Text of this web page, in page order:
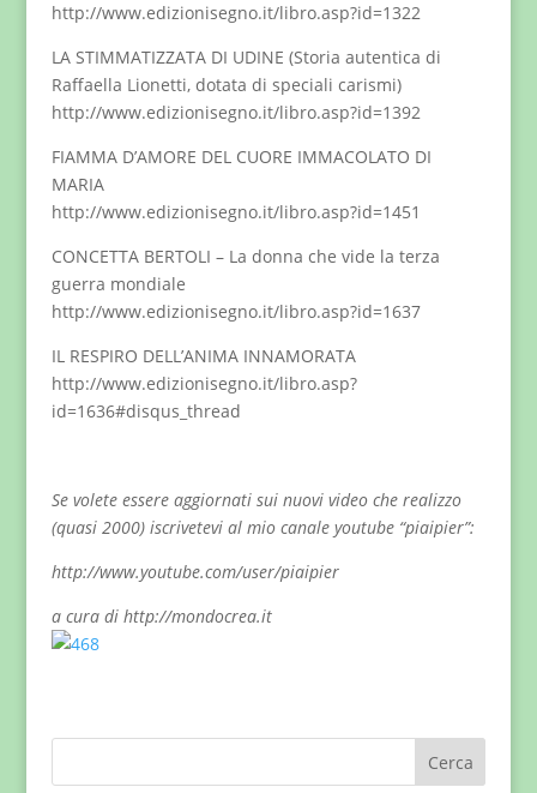
http://www.edizionisegno.it/libro.asp?id=1322
LA STIMMATIZZATA DI UDINE (Storia autentica di
Raffaella Lionetti, dotata di speciali carismi)
http://www.edizionisegno.it/libro.asp?id=1392
FIAMMA D’AMORE DEL CUORE IMMACOLATO DI
MARIA
http://www.edizionisegno.it/libro.asp?id=1451
CONCETTA BERTOLI – La donna che vide la terza
guerra mondiale
http://www.edizionisegno.it/libro.asp?id=1637
IL RESPIRO DELL’ANIMA INNAMORATA
http://www.edizionisegno.it/libro.asp?
id=1636#disqus_thread
Se volete essere aggiornati sui nuovi video che realizzo
(quasi 2000) iscrivetevi al mio canale youtube “piaipier”:
http://www.youtube.com/user/piaipier
a cura di http://mondocrea.it
Cerca